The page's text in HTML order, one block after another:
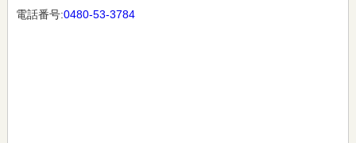
電話番号:0480-53-3784